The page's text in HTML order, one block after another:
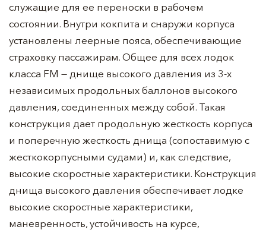
служащие для ее переноски в рабочем
состоянии. Внутри кокпита и снаружи корпуса
установлены леерные пояса, обеспечивающие
страховку пассажирам. Общее для всех лодок
класса FM — днище высокого давления из 3-х
независимых продольных баллонов высокого
давления, соединенных между собой. Такая
конструкция дает продольную жесткость корпуса
и поперечную жесткость днища (сопоставимую с
жесткокорпусными судами) и, как следствие,
высокие скоростные характеристики. Конструкция
днища высокого давления обеспечивает лодке
высокие скоростные характеристики,
маневренность, устойчивость на курсе,